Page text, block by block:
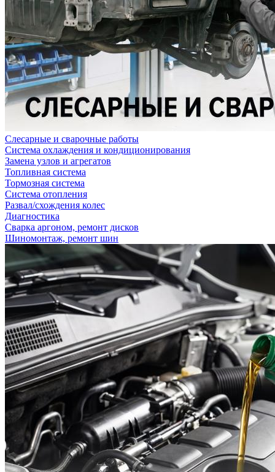
Слесарные и сварочные работы
Система охлаждения и кондиционирования
Замена узлов и агрегатов
Топливная система
Тормозная система
Система отопления
Развал/схождения колес
Диагностика
Сварка аргоном, ремонт дисков
Шиномонтаж, ремонт шин